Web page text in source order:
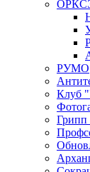
РУМО
Клуб
Грипп